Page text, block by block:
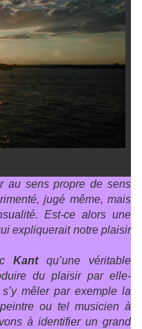
au sens propre de sens
jugé même, mais
Est-ce alors une
expliquerait notre plaisir
Kantqu’une véritable
du plaisir par elle-
mêler par exemple la
ou tel musicien à
à identifier un grand